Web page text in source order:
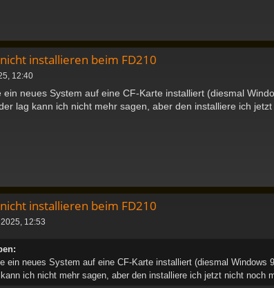
installieren beim FD210
12:40
ein neues System auf eine CF-Karte installiert (diesmal
lag kann ich nicht mehr sagen, aber den installiere ich
installieren beim FD210
12:53
ein neues System auf eine CF-Karte installiert (diesmal Windows
ich nicht mehr sagen, aber den installiere ich jetzt nicht noch